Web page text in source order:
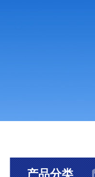
产品分类